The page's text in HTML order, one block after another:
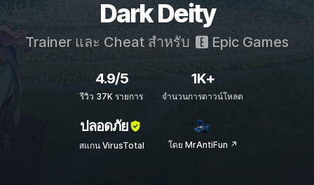
Dark Deity
Trainer และ Cheat สำหรับ Epic Games
4.9/5
รีวิว 37K รายการ
1K+
จำนวนการดาวน์โหลด
ปลอดภัย
สแกน VirusTotal โดย MrAntiFun ↗